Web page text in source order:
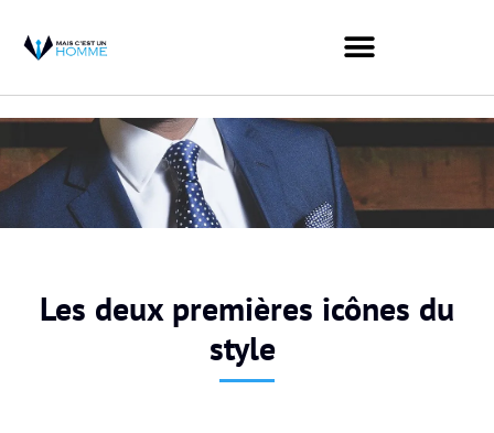
Les deux premières icônes du
style